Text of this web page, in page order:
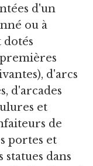
d'un
ou à
dotés
d'arcs
d'arcades
et
de
portes et
statues dans